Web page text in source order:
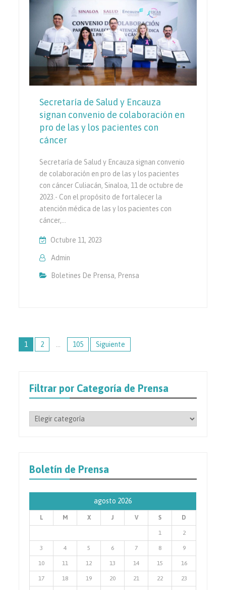
Secretaría de Salud y Encauza
signan convenio de colaboración en
pro de las y los pacientes con
cáncer
Secretaría de Salud y Encauza signan convenio
de colaboración en pro de las y los pacientes
con cáncer Culiacán, Sinaloa, 11 de octubre de
2023.- Con el propósito de fortalecer la
atención médica de las y los pacientes con
cáncer,…
Octubre 11, 2023
Admin
Boletines De Prensa, Prensa
de
1 2 105 Siguiente
Filtrar por Categoría de Prensa
Filtrar
por
Prensa
Boletín de Prensa
agosto 2026
L M X J V S D
1 2
3 4 5 6 7 8 9
10 11 12 13 14 15 16
17 18 19 20 21 22 23